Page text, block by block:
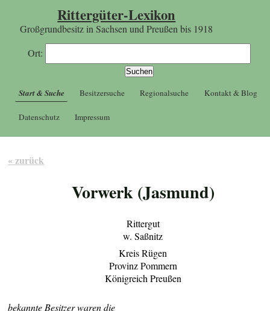
Rittergüter-Lexikon
Großgrundbesitz in Sachsen und Preußen bis 1918
Ort:
Start & Suche Besitzersuche Regionalsuche Kontakt & Blog
Datenschutz Impressum
« zurück
Vorwerk (Jasmund)
Rittergut
w. Saßnitz
Kreis Rügen
Provinz Pommern
Königreich Preußen
bekannte Besitzer waren die